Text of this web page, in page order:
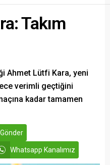
Takım
Ahmet Lütfi Kara, yeni
verimli geçtiğini
kadar tamamen
Gönder
Whatsapp Kanalımız